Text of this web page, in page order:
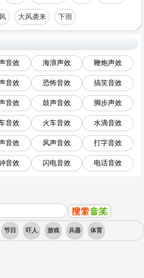
大风袭来 下雨
音效 海浪声效 鞭炮声效
音效 恐怖音效 搞笑音效
音效 鼓声音效 脚步声效
音效 火车音效 水滴音效
音效 风声音效 打字音效
音效 闪电音效 电话音效
节日 吓人 游戏 兵器 体育